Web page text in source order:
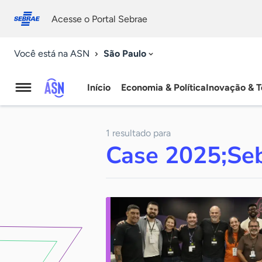
conosco
Acesse o Portal Sebrae
Você está na ASN São Paulo
Agência
Notícias
Início Economia & PolíticaInovação &
1 resultado para
Case